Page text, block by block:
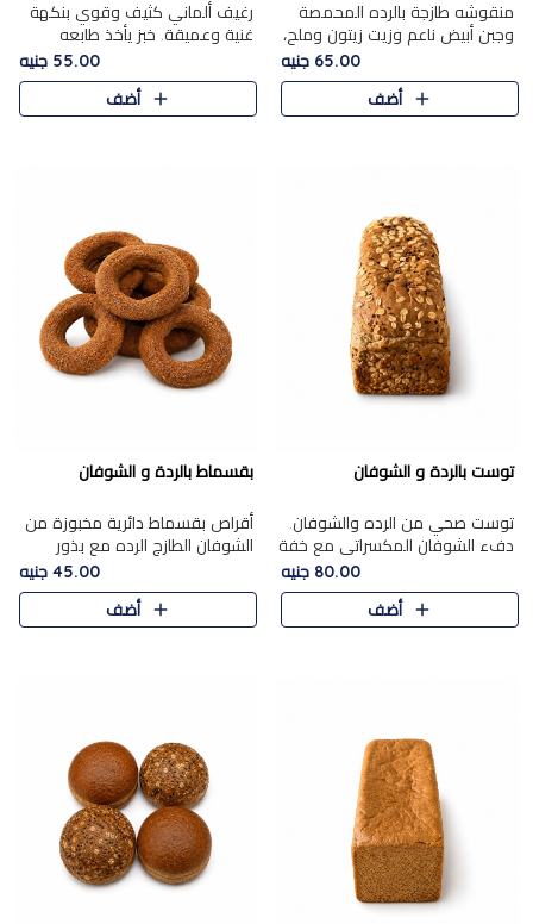
منقوشه طازجة بالرده المحمصة
وجبن أبيض ناعم وزيت زيتون وملح،
مباشرة من الفرن.الرده مع نعومة
الجبن فوق عجينة طازجة.
65.00 جنيه
أضف
رغيف ألماني كثيف وقوي بنكهة
غنية وعميقة. خبز يأخذ طابعه
55.00 جنيه
أضف
توست بالردة و الشوفان
توست صحي من الرده والشوفان.
دفء الشوفان المكسراتي مع خفة
80.00 جنيه
أضف
بقسماط بالردة و الشوفان
أقراص بقسماط دائرية مخبوزة من
الشوفان الطازج الرده مع بذور
مختارة. قرمشة الحبوب والبذور،
بداية صحية لكل صباح.
45.00 جنيه
أضف